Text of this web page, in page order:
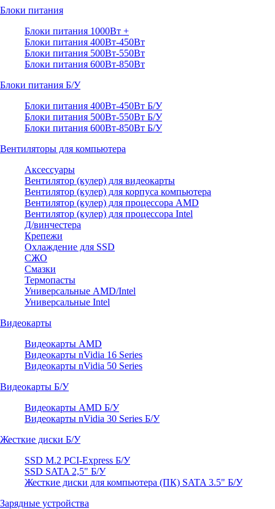
Блоки питания
Блоки питания 1000Вт +
Блоки питания 400Вт-450Вт
Блоки питания 500Вт-550Вт
Блоки питания 600Вт-850Вт
Блоки питания Б/У
Блоки питания 400Вт-450Вт Б/У
Блоки питания 500Вт-550Вт Б/У
Блоки питания 600Вт-850Вт Б/У
Вентиляторы для компьютера
Аксессуары
Вентилятор (кулер) для видеокарты
Вентилятор (кулер) для корпуса компьютера
Вентилятор (кулер) для процессора AMD
Вентилятор (кулер) для процессора Intel
Д/винчестера
Крепежи
Охлаждение для SSD
СЖО
Смазки
Термопасты
Универсальные AMD/Intel
Универсальные Intel
Видеокарты
Видеокарты AMD
Видеокарты nVidia 16 Series
Видеокарты nVidia 50 Series
Видеокарты Б/У
Видеокарты AMD Б/У
Видеокарты nVidia 30 Series Б/У
Жесткие диски Б/У
SSD M.2 PCI-Express Б/У
SSD SATA 2,5" Б/У
Жесткие диски для компьютера (ПК) SATA 3.5" Б/У
Зарядные устройства